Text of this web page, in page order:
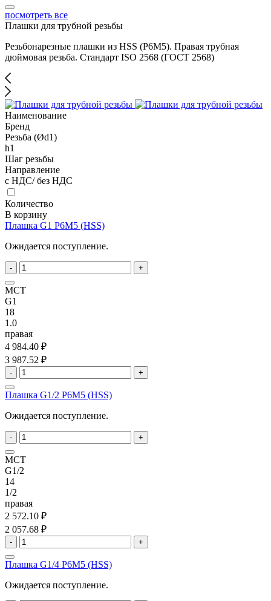
посмотреть все
Плашки для трубной резьбы
Резьбонарезные плашки из HSS (P6M5). Правая трубная
дюймовая резьба. Стандарт ISO 2568 (ГОСТ 2568)
Наименование
Бренд
Резьба (Ød1)
h1
Шаг резьбы
Направление
с НДС/ без НДС
Количество
В корзину
Плашка G1 P6M5 (HSS)
Ожидается поступление.
- +
MCT
G1
18
1.0
правая
4 984.40 ₽
3 987.52 ₽
- +
Плашка G1/2 P6M5 (HSS)
Ожидается поступление.
- +
MCT
G1/2
14
1/2
правая
2 572.10 ₽
2 057.68 ₽
- +
Плашка G1/4 P6M5 (HSS)
Ожидается поступление.